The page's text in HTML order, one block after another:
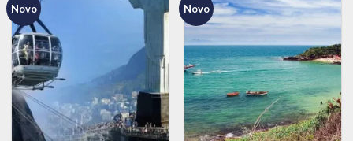
Novo
aos meus
desejos
Novo
aos meus
desejos